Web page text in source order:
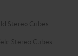
Stereo Cubes
Stereo Cubes